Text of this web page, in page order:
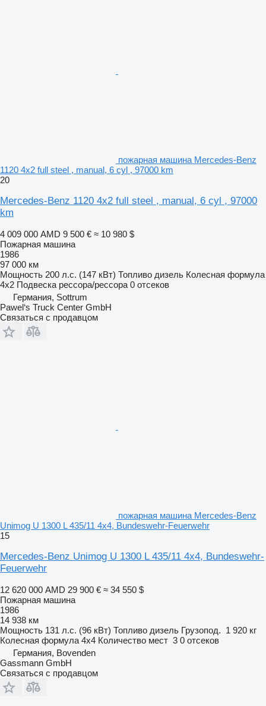
пожарная машина Mercedes-Benz
1120 4x2 full steel , manual, 6 cyl , 97000 km
20
Mercedes-Benz 1120 4x2 full steel , manual, 6 cyl , 97000
km
4 009 000 AMD 9 500 € ≈ 10 980 $
Пожарная машина
1986
97 000 км
Мощность 200 л.с. (147 кВт) Топливо дизель Колесная формула
4x2 Подвеска рессора/рессора 0 отсеков
Германия, Sottrum
Pawel‘s Truck Center GmbH
Связаться с продавцом
пожарная машина Mercedes-Benz
Unimog U 1300 L 435/11 4x4, Bundeswehr-Feuerwehr
15
Mercedes-Benz Unimog U 1300 L 435/11 4x4, Bundeswehr-
Feuerwehr
12 620 000 AMD 29 900 € ≈ 34 550 $
Пожарная машина
1986
14 938 км
Мощность 131 л.с. (96 кВт) Топливо дизель Грузопод. 1 920 кг
Колесная формула 4x4 Количество мест 3 0 отсеков
Германия, Bovenden
Gassmann GmbH
Связаться с продавцом